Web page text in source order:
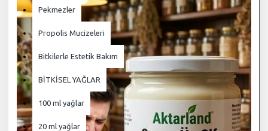
Pekmezler
Propolis Mucizeleri
Bitkilerle Estetik Bakım
BİTKİSEL YAĞLAR
100 ml yağlar
20 ml yağlar